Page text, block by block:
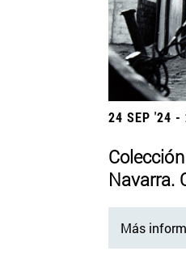
24 SEP '24 -
Navarra.
Más